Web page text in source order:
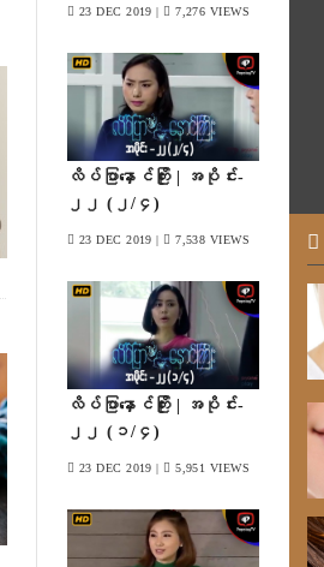
23 DEC 2019 | 7,276 VIEWS
လိပ်ပြာနှောင်ကြိုး | အပိုင်း-
၂၂ (၂/၄)
23 DEC 2019 | 7,538 VIEWS
လိပ်ပြာနှောင်ကြိုး | အပိုင်း-
၂၂ (၁/၄)
23 DEC 2019 | 5,951 VIEWS